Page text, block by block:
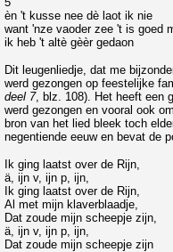
èn 't kusse nee dè laot ik nie
want 'nze vaoder zee 't is goed
ik heb 't altè gèèr gedaon
Dit leugenliedje, dat me
werd gezongen op feestelijke
deel 7, blz. 108). Het heeft een
werd gezongen en vooral ook
bron van het lied bleek toch
negentiende eeuw en bevat de
Ik ging laatst over de Rijn,
ä, ijn v, ijn p, ijn,
Ik ging laatst over de Rijn,
Al met mijn klaverblaadje,
Dat zoude mijn scheepje zijn,
ä, ijn v, ijn p, ijn,
Dat zoude mijn scheepje zijn